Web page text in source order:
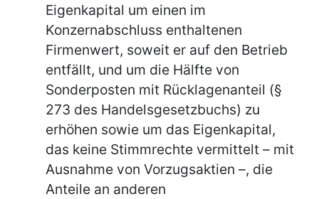
Eigenkapital um einen im
Konzernabschluss enthaltenen
Firmenwert, soweit er auf den Betrieb
entfällt, und um die Hälfte von
Sonderposten mit Rücklagenanteil (§
273 des Handelsgesetzbuchs) zu
erhöhen sowie um das Eigenkapital,
das keine Stimmrechte vermittelt – mit
Ausnahme von Vorzugsaktien –, die
Anteile an anderen